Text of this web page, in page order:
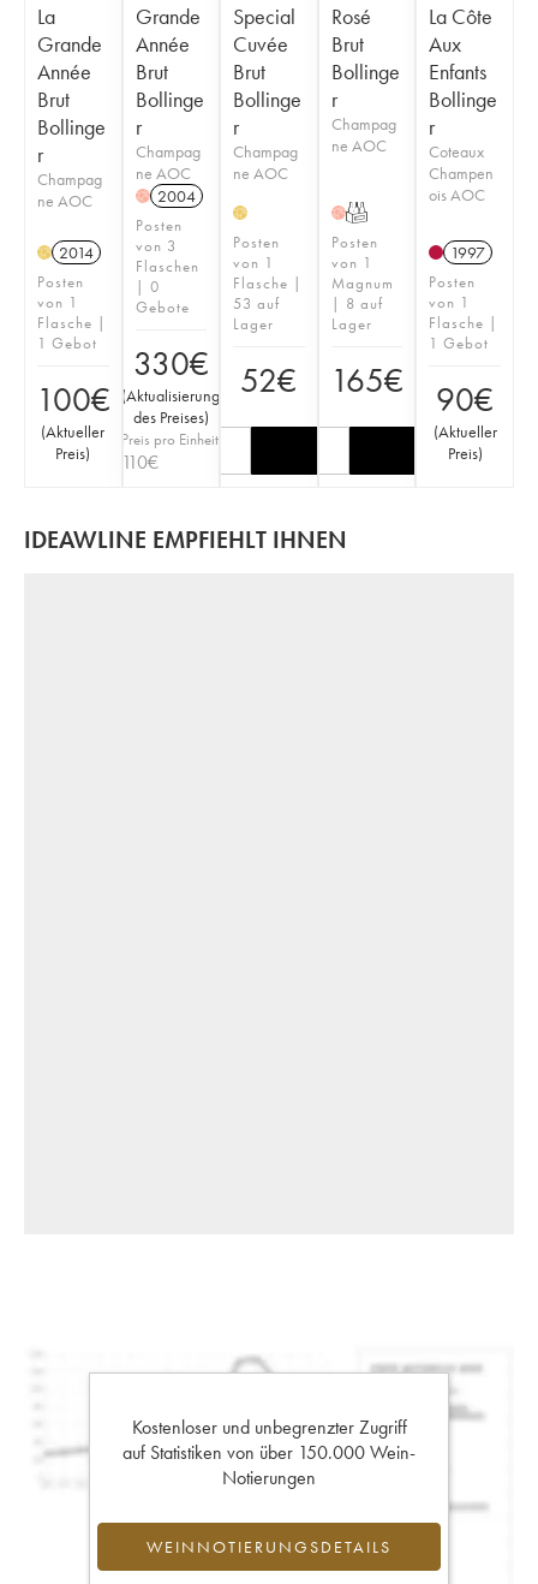
La
Grande
Année
Brut
Bollinge
r
Champag
ne AOC
H 2014
Posten
von 1
Flasche |
1 Gebot
100€
(Aktueller
Preis)
Grande
Année
Brut
Bollinge
r
Champag
ne AOC
H 2004
Posten
von 3
Flaschen
| 0
Gebote
330€
(Aktualisierung
des Preises)
Preis pro Einheit
110€
Special
Cuvée
Brut
Bollinge
r
Champag
ne AOC
H
Posten
von 1
Flasche |
53 auf
Lager
52€
Rosé
Brut
Bollinge
r
Champag
ne AOC
HT
Posten
von 1
Magnum
| 8 auf
Lager
165€
La Côte
Aux
Enfants
Bollinge
r
Coteaux
Champen
ois AOC
1997
Posten
von 1
Flasche |
1 Gebot
90€
(Aktueller
Preis)
IDEAWLINE EMPFIEHLT IHNEN
Kostenloser und unbegrenzter Zugriff
auf Statistiken von über 150.000 Wein-
Notierungen
WEINNOTIERUNGSDETAILS